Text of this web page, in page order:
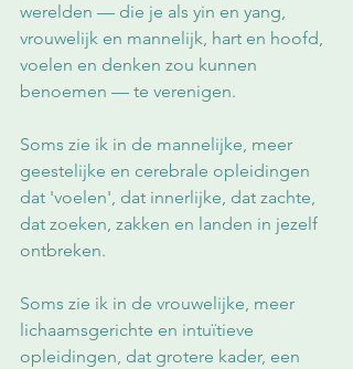
werelden — die je als yin en yang,
vrouwelijk en mannelijk, hart en hoofd,
voelen en denken zou kunnen
benoemen — te verenigen.
Soms zie ik in de mannelijke, meer
geestelijke en cerebrale opleidingen
dat 'voelen', dat innerlijke, dat zachte,
dat zoeken, zakken en landen in jezelf
ontbreken.
Soms zie ik in de vrouwelijke, meer
lichaamsgerichte en intuïtieve
opleidingen, dat grotere kader, een